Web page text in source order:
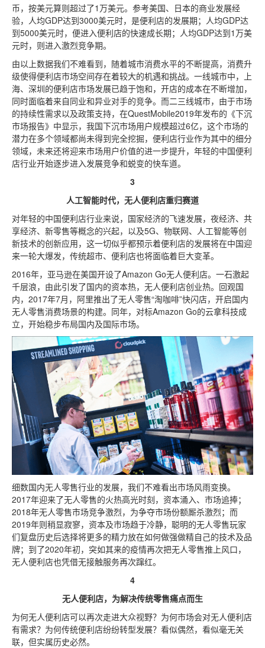
币，按美元算则超过了1万美元。参考美国、日本的商业发展经
验，人均GDP达到3000美元时，是便利店的发展期；人均GDP达
到5000美元时，便进入便利店的快速成长期；人均GDP达到1万美
元时，则进入激烈竞争期。
由以上数据我们不难看到，随着城市消费水平的不断提高，消费升
级使得便利店市场空间存在着较大的机遇和挑战。一线城市中，上
海、深圳的便利店市场发展已趋于饱和，开店的成本在不断增加，
同时面临着来自同业和异业对手的竞争。而二三线城市，由于市场
的持续性需求以及政策支持，在QuestMobile2019年发布的《下沉
市场报告》中显示，我国下沉市场用户规模超过6亿，这个市场的
潜力在多个领域都尚未得到完全挖掘，便利店行业作为其中的细分
领域，未来还将迎来市场用户价值的进一步提升，年轻的中国便利
店行业开始逐步进入发展竞争和蜕变的快车道。
3
人工智能时代，无人便利店重归赛道
对年轻的中国便利店行业来说，国家经济的飞速发展，夜经济、共
享经济、新零售等概念的兴起，以及5G、物联网、人工智能等创
新技术的创新应用，这一切似乎都预示着便利店的发展将在中国迎
来一轮大爆发，传统超市、便利店也将面临着巨大变革。
2016年，亚马逊在美国开设了Amazon Go无人便利店。一石激起
千层浪，由此引发了国内的资本热，无人便利店创业热。回观国
内，2017年7月，阿里推出了无人零售“淘咖啡”快闪店，开启国内
无人零售消费场景的构建。同年，对标Amazon Go的云拿科技成
立，开始稳步布局国内及国际市场。
细数国内无人零售行业的发展，我们不难看出市场风雨变换。
2017年迎来了无人零售的火热高光时刻，资本涌入、市场追捧；
2018年无人零售市场竞争激烈，为争夺市场份额厮杀激烈；而
2019年则稍显寂寥，资本及市场趋于冷静，聪明的无人零售玩家
们复盘历史后选择将更多的精力放在如何做强做精自己的技术及品
牌；到了2020年初，突如其来的疫情再次把无人零售推上风口，
无人便利店也凭借无接触服务再次蹿红。
4
无人便利店，为解决传统零售痛点而生
为何无人便利店可以再次走进大众视野？为何市场会对无人便利店
有需求？为何传统便利店纷纷转型发展？看似偶然，看似毫无关
联，但实属历史必然。